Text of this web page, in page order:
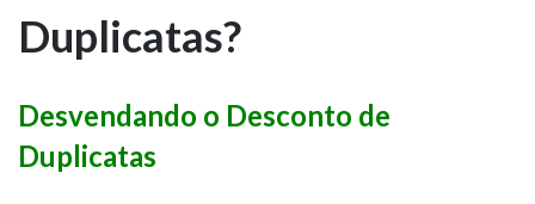
Duplicatas?
Desvendando o Desconto de
Duplicatas